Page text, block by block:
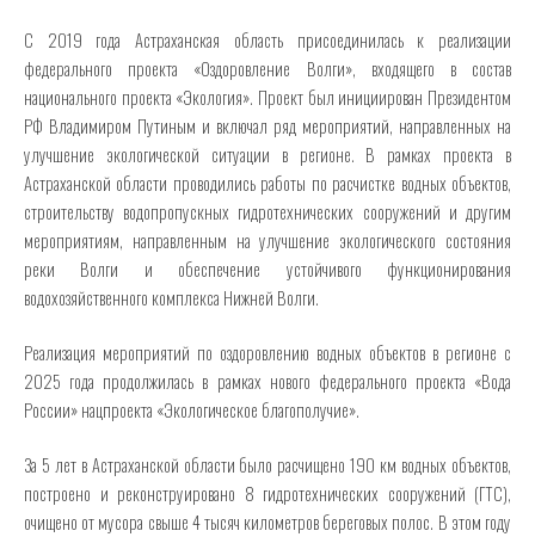
С 2019 года Астраханская область присоединилась к реализации
федерального проекта «Оздоровление Волги», входящего в состав
национального проекта «Экология». Проект был инициирован Президентом
РФ Владимиром Путиным и включал ряд мероприятий, направленных на
улучшение экологической ситуации в регионе. В рамках проекта в
Астраханской области проводились работы по расчистке водных объектов,
строительству водопропускных гидротехнических сооружений и другим
мероприятиям, направленным на улучшение экологического состояния
реки Волги и обеспечение устойчивого функционирования
водохозяйственного комплекса Нижней Волги.
Реализация мероприятий по оздоровлению водных объектов в регионе с
2025 года продолжилась в рамках нового федерального проекта «Вода
России» нацпроекта «Экологическое благополучие».
За 5 лет в Астраханской области было расчищено 190 км водных объектов,
построено и реконструировано 8 гидротехнических сооружений (ГТС),
очищено от мусора свыше 4 тысяч километров береговых полос. В этом году